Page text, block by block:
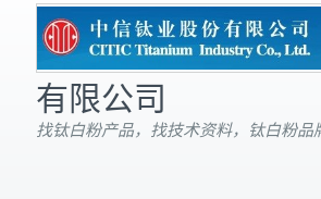
有限公司
找钛白粉产品，找技术资料，钛白粉品